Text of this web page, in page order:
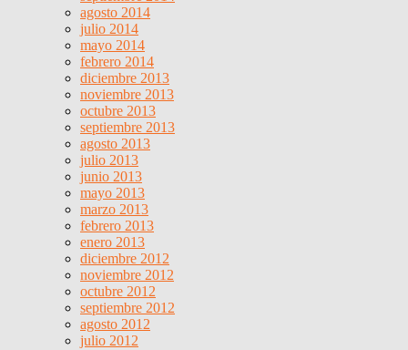
agosto 2014
julio 2014
mayo 2014
febrero 2014
diciembre 2013
noviembre 2013
octubre 2013
septiembre 2013
agosto 2013
julio 2013
junio 2013
mayo 2013
marzo 2013
febrero 2013
enero 2013
diciembre 2012
noviembre 2012
octubre 2012
septiembre 2012
agosto 2012
julio 2012